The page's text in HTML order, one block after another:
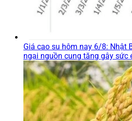
Giá cao su hôm nay 6/8: Nhật
ngại nguồn cung tăng gây sức